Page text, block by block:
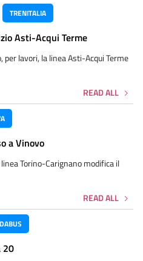
TRENITALIA
Asti-Acqui Terme
per lavori, la linea Asti-Acqui Terme
READ ALL
a Vinovo
Torino-Carignano modifica il
READ ALL
20